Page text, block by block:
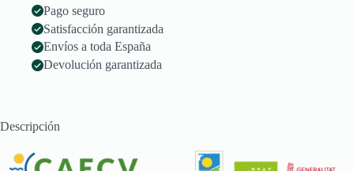
Pago seguro
Satisfacción garantizada
Envíos a toda España
Devolución garantizada
Descripción